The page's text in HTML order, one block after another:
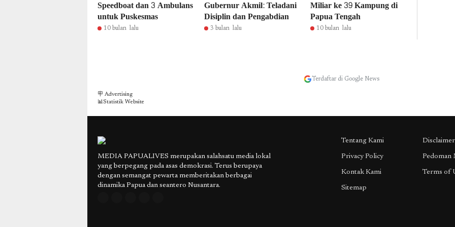
Speedboat dan 3 Ambulans
untuk Puskesmas
10 bulan lalu
Gubernur Akmil: Teladani
Disiplin dan Pengabdian
3 bulan lalu
Miliar ke 39 Kampung di
Papua Tengah
10 bulan lalu
Terdaftar di Google News
🪧 Advertising
📊Statistik Website
Tentang Kami
Privacy Policy
Kontak Kami
Sitemap
Disclaimer
Pedoman
Terms of
MEDIA PAPUALIVES merupakan salahsatu media lokal
yang berpegang pada asas demokrasi. Terus berupaya
dengan semangat pewarta memberitakan berbagai
dinamika Papua dan seantero Nusantara.